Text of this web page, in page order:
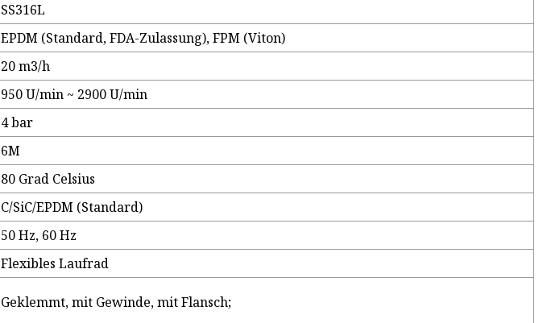
SS316L
EPDM (Standard, FDA-Zulassung), FPM (Viton)
20 m3/h
950 U/min ~ 2900 U/min
4 bar
6M
80 Grad Celsius
C/SiC/EPDM (Standard)
50 Hz, 60 Hz
Flexibles Laufrad
Geklemmt, mit Gewinde, mit Flansch;